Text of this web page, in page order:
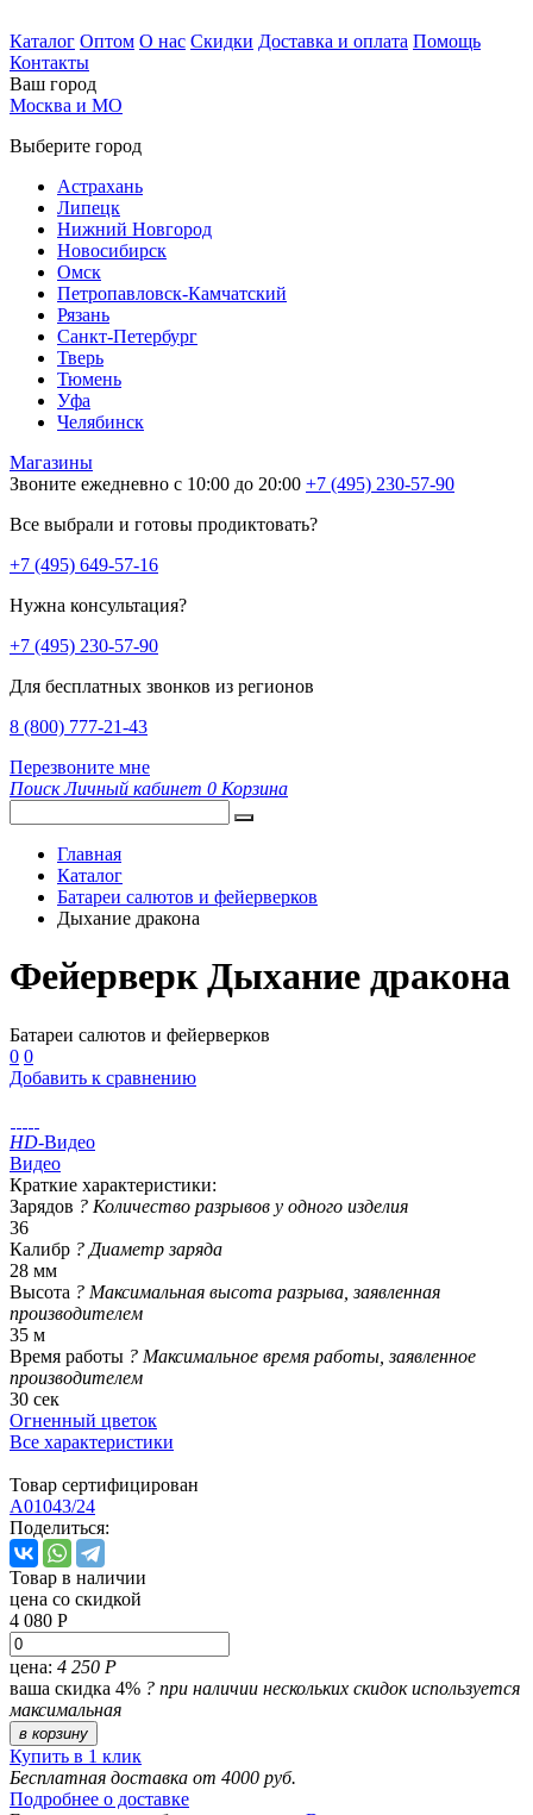
Каталог Оптом О нас Скидки Доставка и оплата Помощь
Контакты
Ваш город
Москва и МО
Выберите город
Астрахань
Липецк
Нижний Новгород
Новосибирск
Омск
Петропавловск-Камчатский
Рязань
Санкт-Петербург
Тверь
Тюмень
Уфа
Челябинск
Магазины
Звоните ежедневно с 10:00 до 20:00 +7 (495) 230-57-90
Все выбрали и готовы продиктовать?
+7 (495) 649-57-16
Нужна консультация?
+7 (495) 230-57-90
Для бесплатных звонков из регионов
8 (800) 777-21-43
Перезвоните мне
Поиск Личный кабинет 0 Корзина
Главная
Каталог
Батареи салютов и фейерверков
Дыхание дракона
Фейерверк Дыхание дракона
Батареи салютов и фейерверков
0 0
Добавить к сравнению
HD-Видео
Видео
Краткие характеристики:
Зарядов ? Количество разрывов у одного изделия
36
Калибр ? Диаметр заряда
28 мм
Высота ? Максимальная высота разрыва, заявленная
производителем
35 м
Время работы ? Максимальное время работы, заявленное
производителем
30 сек
Огненный цветок
Все характеристики
Товар сертифицирован
A01043/24
Поделиться:
Товар в наличии
цена со скидкой
4 080 Р
цена: 4 250 Р
ваша скидка 4% ? при наличии нескольких скидок используется
максимальная
в корзину
Купить в 1 клик
Бесплатная доставка от 4000 руб.
Подробнее о доставке